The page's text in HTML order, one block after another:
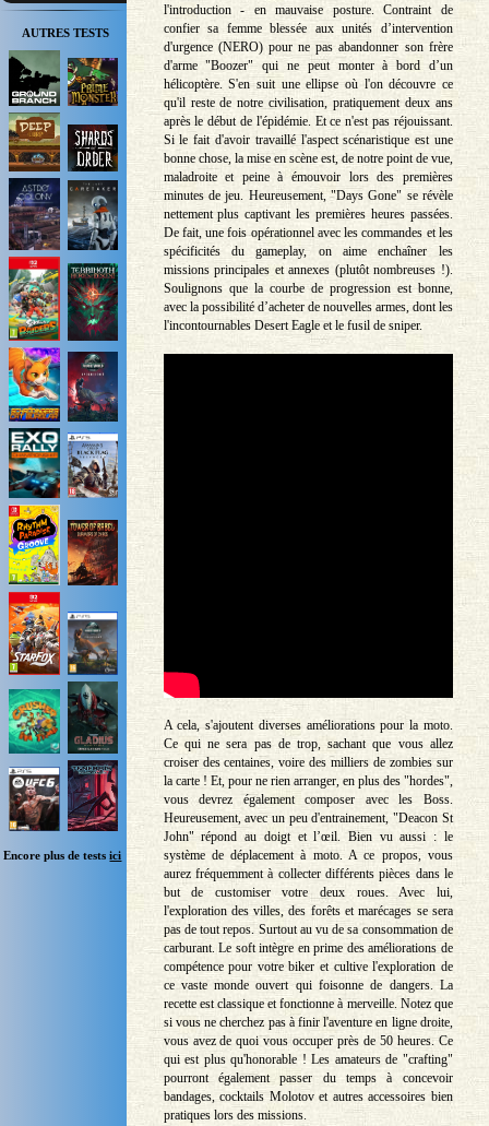
AUTRES TESTS
Encore plus de testsici
l'introduction - en mauvaise posture. Contraint de
confier sa femme blessée aux unités d’intervention
d'urgence (NERO) pour ne pas abandonner son frère
d'arme "Boozer" qui ne peut monter à bord d’un
hélicoptère. S'en suit une ellipse où l'on découvre ce
qu'il reste de notre civilisation, pratiquement deux ans
après le début de l'épidémie. Et ce n'est pas réjouissant.
Si le fait d'avoir travaillé l'aspect scénaristique est une
bonne chose, la mise en scène est, de notre point de vue,
maladroite et peine à émouvoir lors des premières
minutes de jeu. Heureusement, "Days Gone" se révèle
nettement plus captivant les premières heures passées.
De fait, une fois opérationnel avec les commandes et les
spécificités du gameplay, on aime enchaîner les
missions principales et annexes (plutôt nombreuses !).
Soulignons que la courbe de progression est bonne,
avec la possibilité d’acheter de nouvelles armes, dont les
l'incontournables Desert Eagle et le fusil de sniper.
A cela, s'ajoutent diverses améliorations pour la moto.
Ce qui ne sera pas de trop, sachant que vous allez
croiser des centaines, voire des milliers de zombies sur
la carte ! Et, pour ne rien arranger, en plus des "hordes",
vous devrez également composer avec les Boss.
Heureusement, avec un peu d'entrainement, "Deacon St
John" répond au doigt et l’œil. Bien vu aussi : le
système de déplacement à moto. A ce propos, vous
aurez fréquemment à collecter différents pièces dans le
but de customiser votre deux roues. Avec lui,
l'exploration des villes, des forêts et marécages se sera
pas de tout repos. Surtout au vu de sa consommation de
carburant. Le soft intègre en prime des améliorations de
compétence pour votre biker et cultive l'exploration de
ce vaste monde ouvert qui foisonne de dangers. La
recette est classique et fonctionne à merveille. Notez que
si vous ne cherchez pas à finir l'aventure en ligne droite,
vous avez de quoi vous occuper près de 50 heures. Ce
qui est plus qu'honorable ! Les amateurs de "crafting"
pourront également passer du temps à concevoir
bandages, cocktails Molotov et autres accessoires bien
pratiques lors des missions.